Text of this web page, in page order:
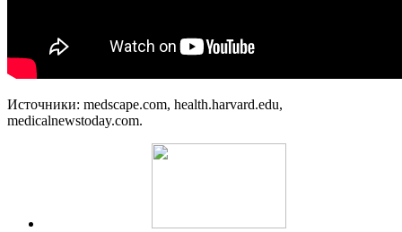
Источники: medscape.com, health.harvard.edu,
medicalnewstoday.com.